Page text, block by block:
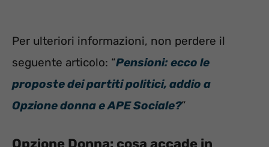
Per ulteriori informazioni, non perdere il
seguente articolo: “Pensioni: ecco le
proposte dei partiti politici, addio a
Opzione donna e APE Sociale?”